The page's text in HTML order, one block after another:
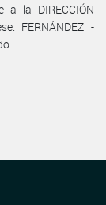
a la DIRECCIÓN
FERNÁNDEZ -